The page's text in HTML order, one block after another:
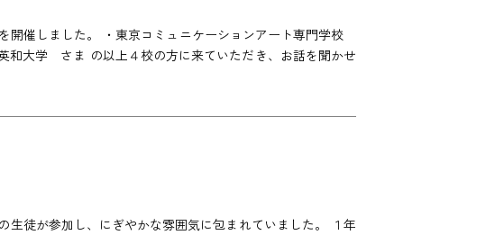
開催しました。 ・東京コミュニケーションアート専門学校
大学 さま の以上４校の方に来ていただき、お話を聞かせ
徒が参加し、にぎやかな雰囲気に包まれていました。 １年